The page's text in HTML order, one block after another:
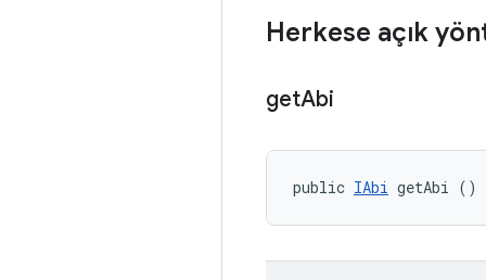
Herkese açık
getAbi
public IAbi getAbi ()